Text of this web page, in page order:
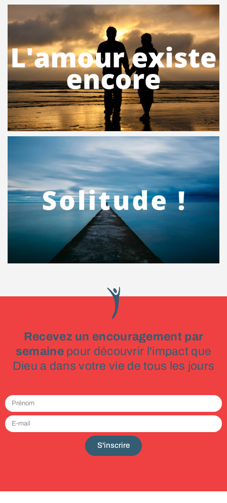
Recevez un encouragement par
semainepour découvrir l'impact que
Dieu a dans votre vie de tous les jours
S'inscrire